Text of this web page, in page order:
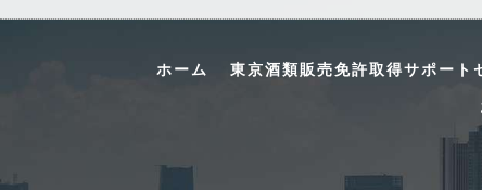
ホーム 東京酒類販売免許取得サポート